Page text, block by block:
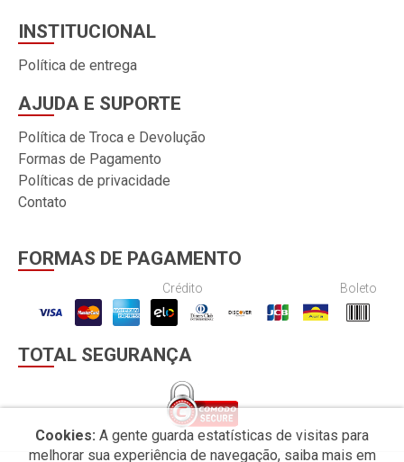
INSTITUCIONAL
Política de entrega
AJUDA E SUPORTE
Política de Troca e Devolução
Formas de Pagamento
Políticas de privacidade
Contato
FORMAS DE PAGAMENTO
Crédito Boleto
TOTAL SEGURANÇA
Cookies: A gente guarda estatísticas de visitas para
melhorar sua experiência de navegação, saiba mais em